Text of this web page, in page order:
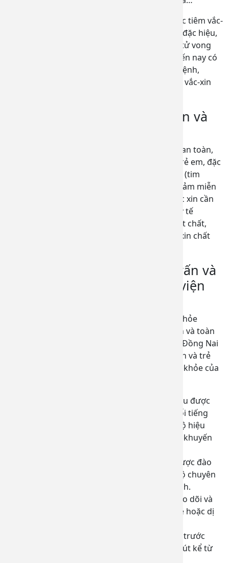
Thống kê cho thấy khoảng 85-95% người được tiêm vắc-
xin đủ liều, đúng lịch sẽ sản sinh ra miễn dịch đặc hiệu,
không mắc các bệnh truyền nhiễm, không bị tử vong
hoặc gặp di chứng của bệnh truyền nhiễm. Đến nay có
gần 30 bệnh truyền nhiễm có vắc xin phòng bệnh,
khoảng 190 quốc gia và vùng lãnh thổ đã đưa vắc-xin
Ai nên sử dụng dịch vụ tư vấn và
Tiêm chủng vắc-xin là biện pháp phòng bệnh an toàn,
hiệu quả, được áp dụng cho cả người lớn và trẻ em, đặc
biệt là người già, người có bệnh nền mạn tính (tim
mạch, tiểu đường, huyết áp…), người bị suy giảm miễn
dịch… Để được tiêm phòng đầy đủ các loại vắc xin cần
thiết, các gia đình nên lựa chọn những cơ sở y tế
chuyên biệt về tiêm chủng, có đầy đủ cơ sở vật chất,
trang thiết bị y tế để được tư vấn và tiêm vắc xin chất
Tại sao nên chọn dịch vụ tư vấn và
tiêm chủng vắc xin tại Bệnh viện
Với mục tiêu “Tiêm chủng cho một tương lai khỏe
mạnh, là niềm hạnh phúc của trẻ thơ, gia đình và toàn
xã hội”, Đơn vị tiêm chủng Bệnh viện đa khoa Đồng Nai
cung cấp đầy đủ vắc-xin dành cho cả người lớn và trẻ
em, đáp ứng nhu cầu bảo vệ và chăm sóc sức khỏe của
Nguồn vắc xin dồi dào, toàn bộ vắc-xin đều được
nhập khẩu từ các hãng sản xuất uy tín, nổi tiếng
trong và ngoài nước, đã kiểm chứng về độ hiệu
quả, an toàn và được bảo quản lạnh theo khuyến
Đội ngũ bác sĩ khám sàng lọc và tư vấn được đào
tạo chuyên biệt về tiêm chủng, có trình độ chuyên
môn cao, giàu kinh nghiệm, tư vấn tận tình.
Trang bị đầy đủ phương tiện y tế giúp theo dõi và
xử trí kịp thời các trường hợp sốc phản vệ hoặc dị
100% khách hàng được khám sàng lọc kỹ trước
tiêm và được theo dõi, kiểm tra sau 30 phút kể từ